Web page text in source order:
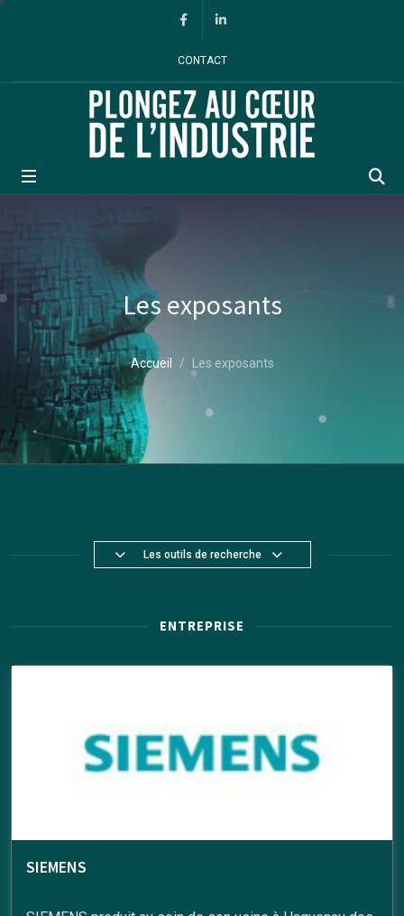
Facebook
CONTACT
Les exposants
Accueil Les exposants
Les outils de recherche
ENTREPRISE
SIEMENS
Panneau de gestion des cookies